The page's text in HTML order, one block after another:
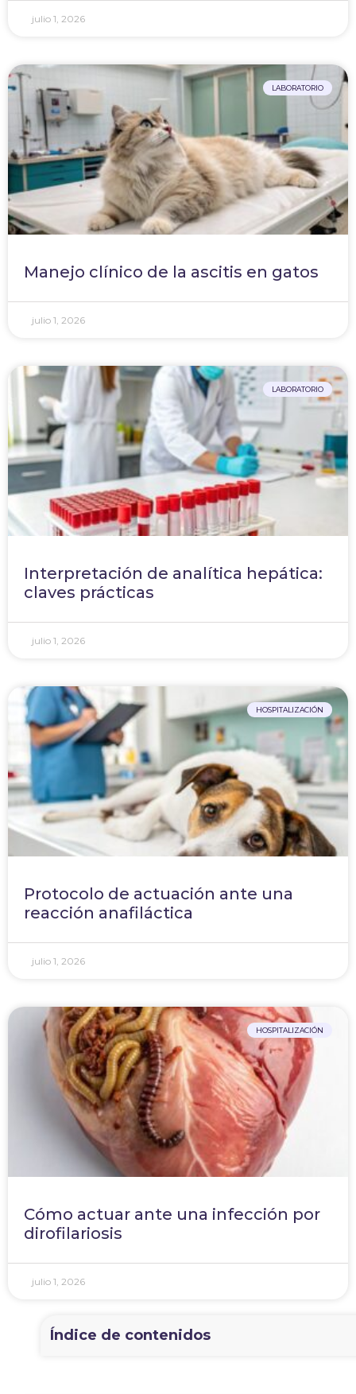
julio 1, 2026
LABORATORIO
Manejo clínico de la ascitis en gatos
julio 1, 2026
LABORATORIO
Interpretación de analítica hepática:
claves prácticas
julio 1, 2026
HOSPITALIZACIÓN
Protocolo de actuación ante una
reacción anafiláctica
julio 1, 2026
HOSPITALIZACIÓN
Cómo actuar ante una infección por
dirofilariosis
julio 1, 2026
Índice de contenidos